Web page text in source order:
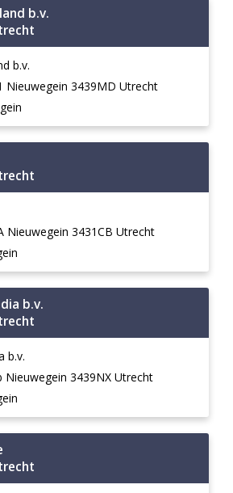
b.v.
b.v.
Nieuwegein 3439MD Utrecht
Nieuwegein 3431CB Utrecht
b.v.
b.v.
Nieuwegein 3439NX Utrecht